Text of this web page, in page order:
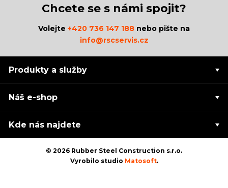
Chcete se s námi spojit?
Volejte +420 736 147 188 nebo pište na
info@rscservis.cz
Produkty a služby
Náš e-shop
Kde nás najdete
© 2026 Rubber Steel Construction s.r.o.
Vyrobilo studio Matosoft.